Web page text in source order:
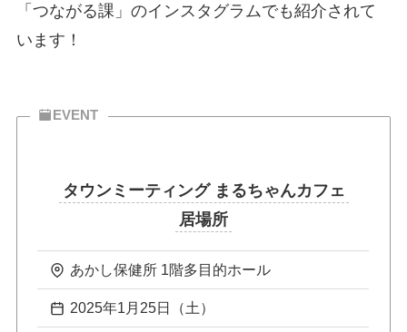
「つながる課」のインスタグラムでも紹介されて
います！
EVENT
タウンミーティング まるちゃんカフェ
居場所
あかし保健所 1階多目的ホール
2025年1月25日（土）